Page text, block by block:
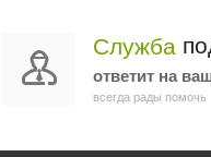
Служба
ответит на
всегда рады помочь